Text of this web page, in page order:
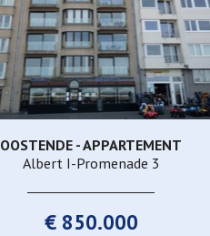
206 m² 3
OOSTENDE - APPARTEMENT
Albert I-Promenade 3
€ 850.000